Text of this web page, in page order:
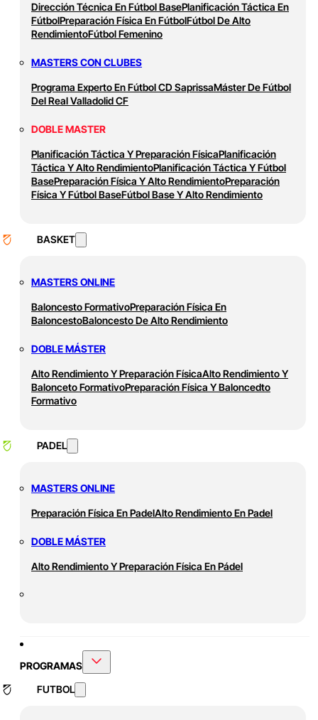
Dirección Técnica En Fútbol BasePlanificación Táctica En
FútbolPreparación Física En FútbolFútbol De Alto
RendimientoFútbol Femenino
MASTERS CON CLUBES
Programa Experto En Fútbol CD SaprissaMáster De Fútbol
Del Real Valladolid CF
DOBLE MASTER
Planificación Táctica Y Preparación FísicaPlanificación
Táctica Y Alto RendimientoPlanificación Táctica Y Fútbol
BasePreparación Física Y Alto RendimientoPreparación
Física Y Fútbol BaseFútbol Base Y Alto Rendimiento
BASKET
MASTERS ONLINE
Baloncesto FormativoPreparación Física En
BaloncestoBaloncesto De Alto Rendimiento
DOBLE MÁSTER
Alto Rendimiento Y Preparación FísicaAlto Rendimiento Y
Balonceto FormativoPreparación Física Y Baloncedto
Formativo
PADEL
MASTERS ONLINE
Preparación Física En PadelAlto Rendimiento En Padel
DOBLE MÁSTER
Alto Rendimiento Y Preparación Física En Pádel
PROGRAMAS
FUTBOL